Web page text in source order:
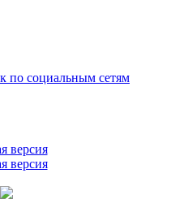
по социальным сетям
версия
версия